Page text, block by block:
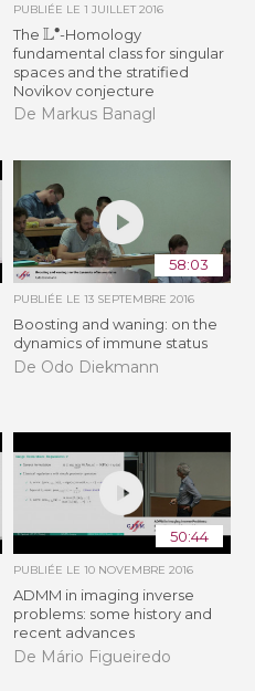
PUBLIÉE LE 1 JUILLET 2016
The L ∙-Homology
fundamental class for singular
spaces and the stratified
Novikov conjecture
De Markus Banagl
58:03
PUBLIÉE LE 13 SEPTEMBRE 2016
Boosting and waning: on the
dynamics of immune status
De Odo Diekmann
50:44
PUBLIÉE LE 10 NOVEMBRE 2016
ADMM in imaging inverse
problems: some history and
recent advances
De Mário Figueiredo